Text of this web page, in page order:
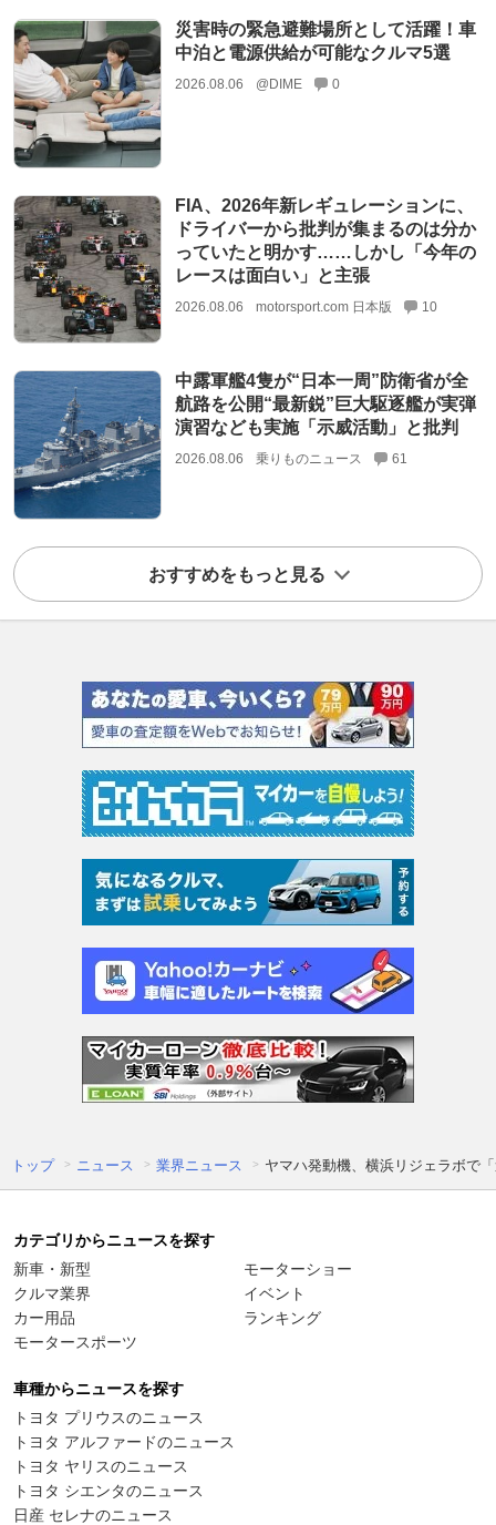
災害時の緊急避難場所として活躍！車
中泊と電源供給が可能なクルマ5選
2026.08.06 @DIME 0
FIA、2026年新レギュレーションに、
ドライバーから批判が集まるのは分か
っていたと明かす……しかし「今年の
レースは面白い」と主張
2026.08.06 motorsport.com 日本版 10
中露軍艦4隻が“日本一周”防衛省が全
航路を公開“最新鋭”巨大駆逐艦が実弾
演習なども実施「示威活動」と批判
2026.08.06 乗りものニュース 61
おすすめをもっと見る
トップ ニュース 業界ニュース ヤマハ発動機、横浜リジェラボで
カテゴリからニュースを探す
新車・新型
クルマ業界
カー用品
モータースポーツ
モーターショー
イベント
ランキング
車種からニュースを探す
トヨタ プリウスのニュース
トヨタ アルファードのニュース
トヨタ ヤリスのニュース
トヨタ シエンタのニュース
日産 セレナのニュース